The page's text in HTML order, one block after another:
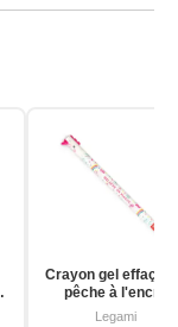
Crayon gel
pêche à l'encre
d'unicorn
Legami